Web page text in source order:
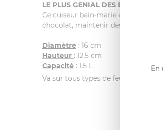
LE PLUS GENIAL DES BAIN MARIE !
Ce cuiseur bain-marie est constitué
chocolat, maintenir des sauces à
Diamètre : 16 cm
Hauteur : 12.5 cm
Capacité : 1.5 L
Va sur tous types de feux dont
En